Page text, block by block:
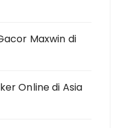
Maxwin di
Online di Asia